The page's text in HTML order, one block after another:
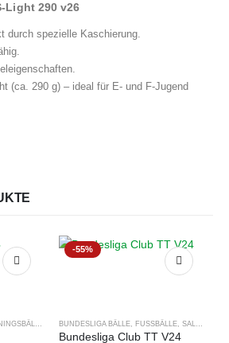
Light 290 v26
durch spezielle Kaschierung.
(ca. 290 g) – ideal für E- und F-Jugend
-55%
BUNDESLIGA BÄLLE, FUSSBÄLLE , SALES %
Bundesliga Club TT V24